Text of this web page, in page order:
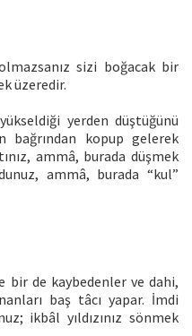
sizi boğacak bir
üzeredir.
yerden düştüğünü
bağrından kopup gelerek
ammâ, burada düşmek
ammâ, burada “kul”
bir de kaybedenler ve dahi,
baş tâcı yapar. İmdi
ikbâl yıldızınız sönmek